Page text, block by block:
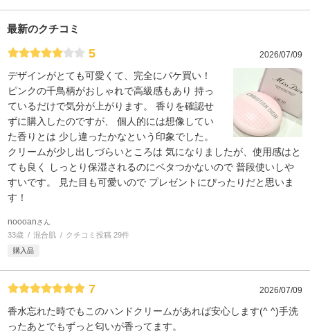
最新のクチコミ
5 2026/07/09
デザインがとても可愛くて、完全にパケ買い！
ピンクの千鳥柄がおしゃれで高級感もあり 持っ
ているだけで気分が上がります。 香りを確認せ
ずに購入したのですが、 個人的には想像してい
た香りとは 少し違ったかなという印象でした。
クリームが少し出しづらいところは 気になりましたが、使用感はと
ても良く しっとり保湿されるのにベタつかないので 普段使いしや
すいです。 見た目も可愛いので プレゼントにぴったりだと思いま
す！
noooanさん
33歳 混合肌 クチコミ投稿 29件
購入品
7 2026/07/09
香水忘れた時でもこのハンドクリームがあれば安心します(^ ^)手洗
ったあとでもずっと匂いが香ってます。